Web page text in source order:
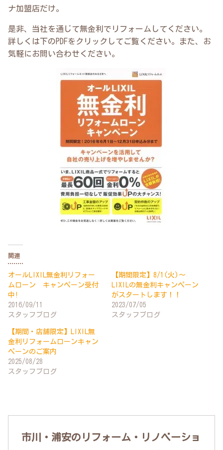
ナ加盟店だけ。
是非、当社を通じて無金利でリフォームしてください。
詳しくは下のPDFをクリックしてご覧ください。また、お
気軽にお問い合わせください。
関連
オールLIXIL無金利リフォー
ムローン キャンペーン受付
中!
2016/09/11
スタッフブログ
【期間限定】8/1(火)～
LIXILの無金利キャンペーン
がスタートします！！
2023/07/05
スタッフブログ
【期間・店舗限定】LIXIL無
金利リフォームローンキャン
ペーンのご案内
2025/08/28
スタッフブログ
市川・浦安のリフォーム・リノベーショ